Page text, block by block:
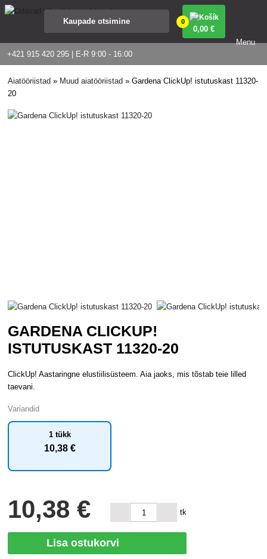
+421 915 420 295 | E-R 9:00 - 16:00
0
0,00 €
Menu
Aiatööriistad » Muud aiatööriistad »Gardena ClickUp! istutuskast 11320-
20
GARDENA CLICKUP!
ISTUTUSKAST 11320-20
ClickUp! Aastaringne elustiilisüsteem. Aia jaoks, mis tõstab teie lilled
taevani.
Variandid
1 tükk
10,38 €
10,38 € tk
Lisa ostukorvi